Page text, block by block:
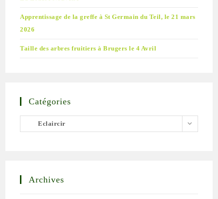
Apprentissage de la greffe à St Germain du Teil, le 21 mars
2026
Taille des arbres fruitiers à Brugers le 4 Avril
Catégories
Catégories
Eclaircir
Archives